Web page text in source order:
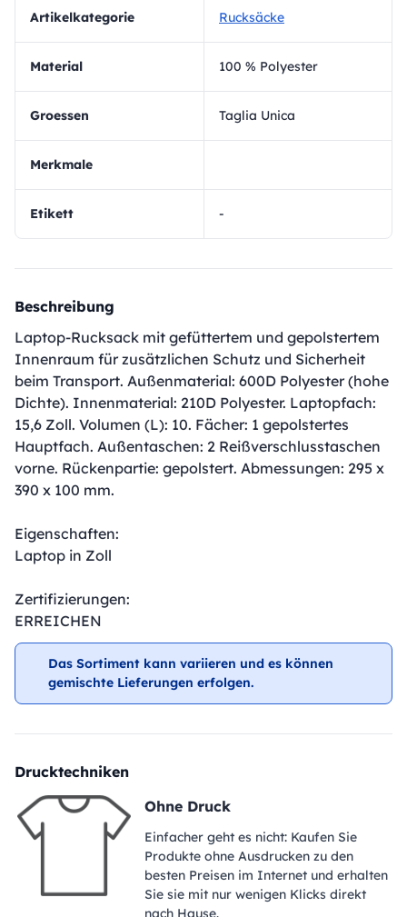
Artikelkategorie Rucksäcke
Material 100 % Polyester
Groessen Taglia Unica
Merkmale
Etikett -
Beschreibung
Laptop-Rucksack mit gefüttertem und gepolstertem
Innenraum für zusätzlichen Schutz und Sicherheit
beim Transport. Außenmaterial: 600D Polyester (hohe
Dichte). Innenmaterial: 210D Polyester. Laptopfach:
15,6 Zoll. Volumen (L): 10. Fächer: 1 gepolstertes
Hauptfach. Außentaschen: 2 Reißverschlusstaschen
vorne. Rückenpartie: gepolstert. Abmessungen: 295 x
390 x 100 mm.
Eigenschaften:
Laptop in Zoll
Zertifizierungen:
ERREICHEN
Das Sortiment kann variieren und es können
gemischte Lieferungen erfolgen.
Drucktechniken
Ohne Druck
Einfacher geht es nicht: Kaufen Sie
Produkte ohne Ausdrucken zu den
besten Preisen im Internet und erhalten
Sie sie mit nur wenigen Klicks direkt
nach Hause.